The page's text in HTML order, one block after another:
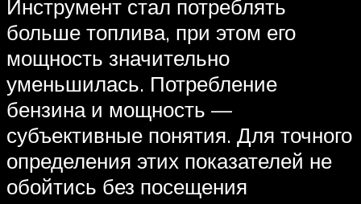
Инструмент стал потреблять
больше топлива, при этом его
мощность значительно
уменьшилась. Потребление
бензина и мощность —
субъективные понятия. Для точного
определения этих показателей не
обойтись без посещения